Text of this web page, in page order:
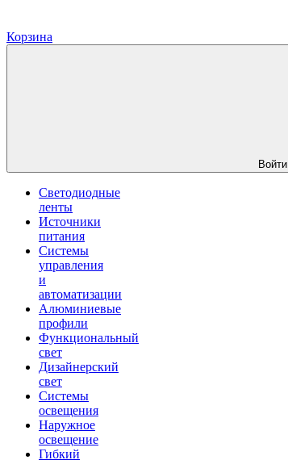
Корзина
Войти
Светодиодные
ленты
Источники
питания
Системы
управления
и
автоматизации
Алюминиевые
профили
Функциональный
свет
Дизайнерский
свет
Системы
освещения
Наружное
освещение
Гибкий